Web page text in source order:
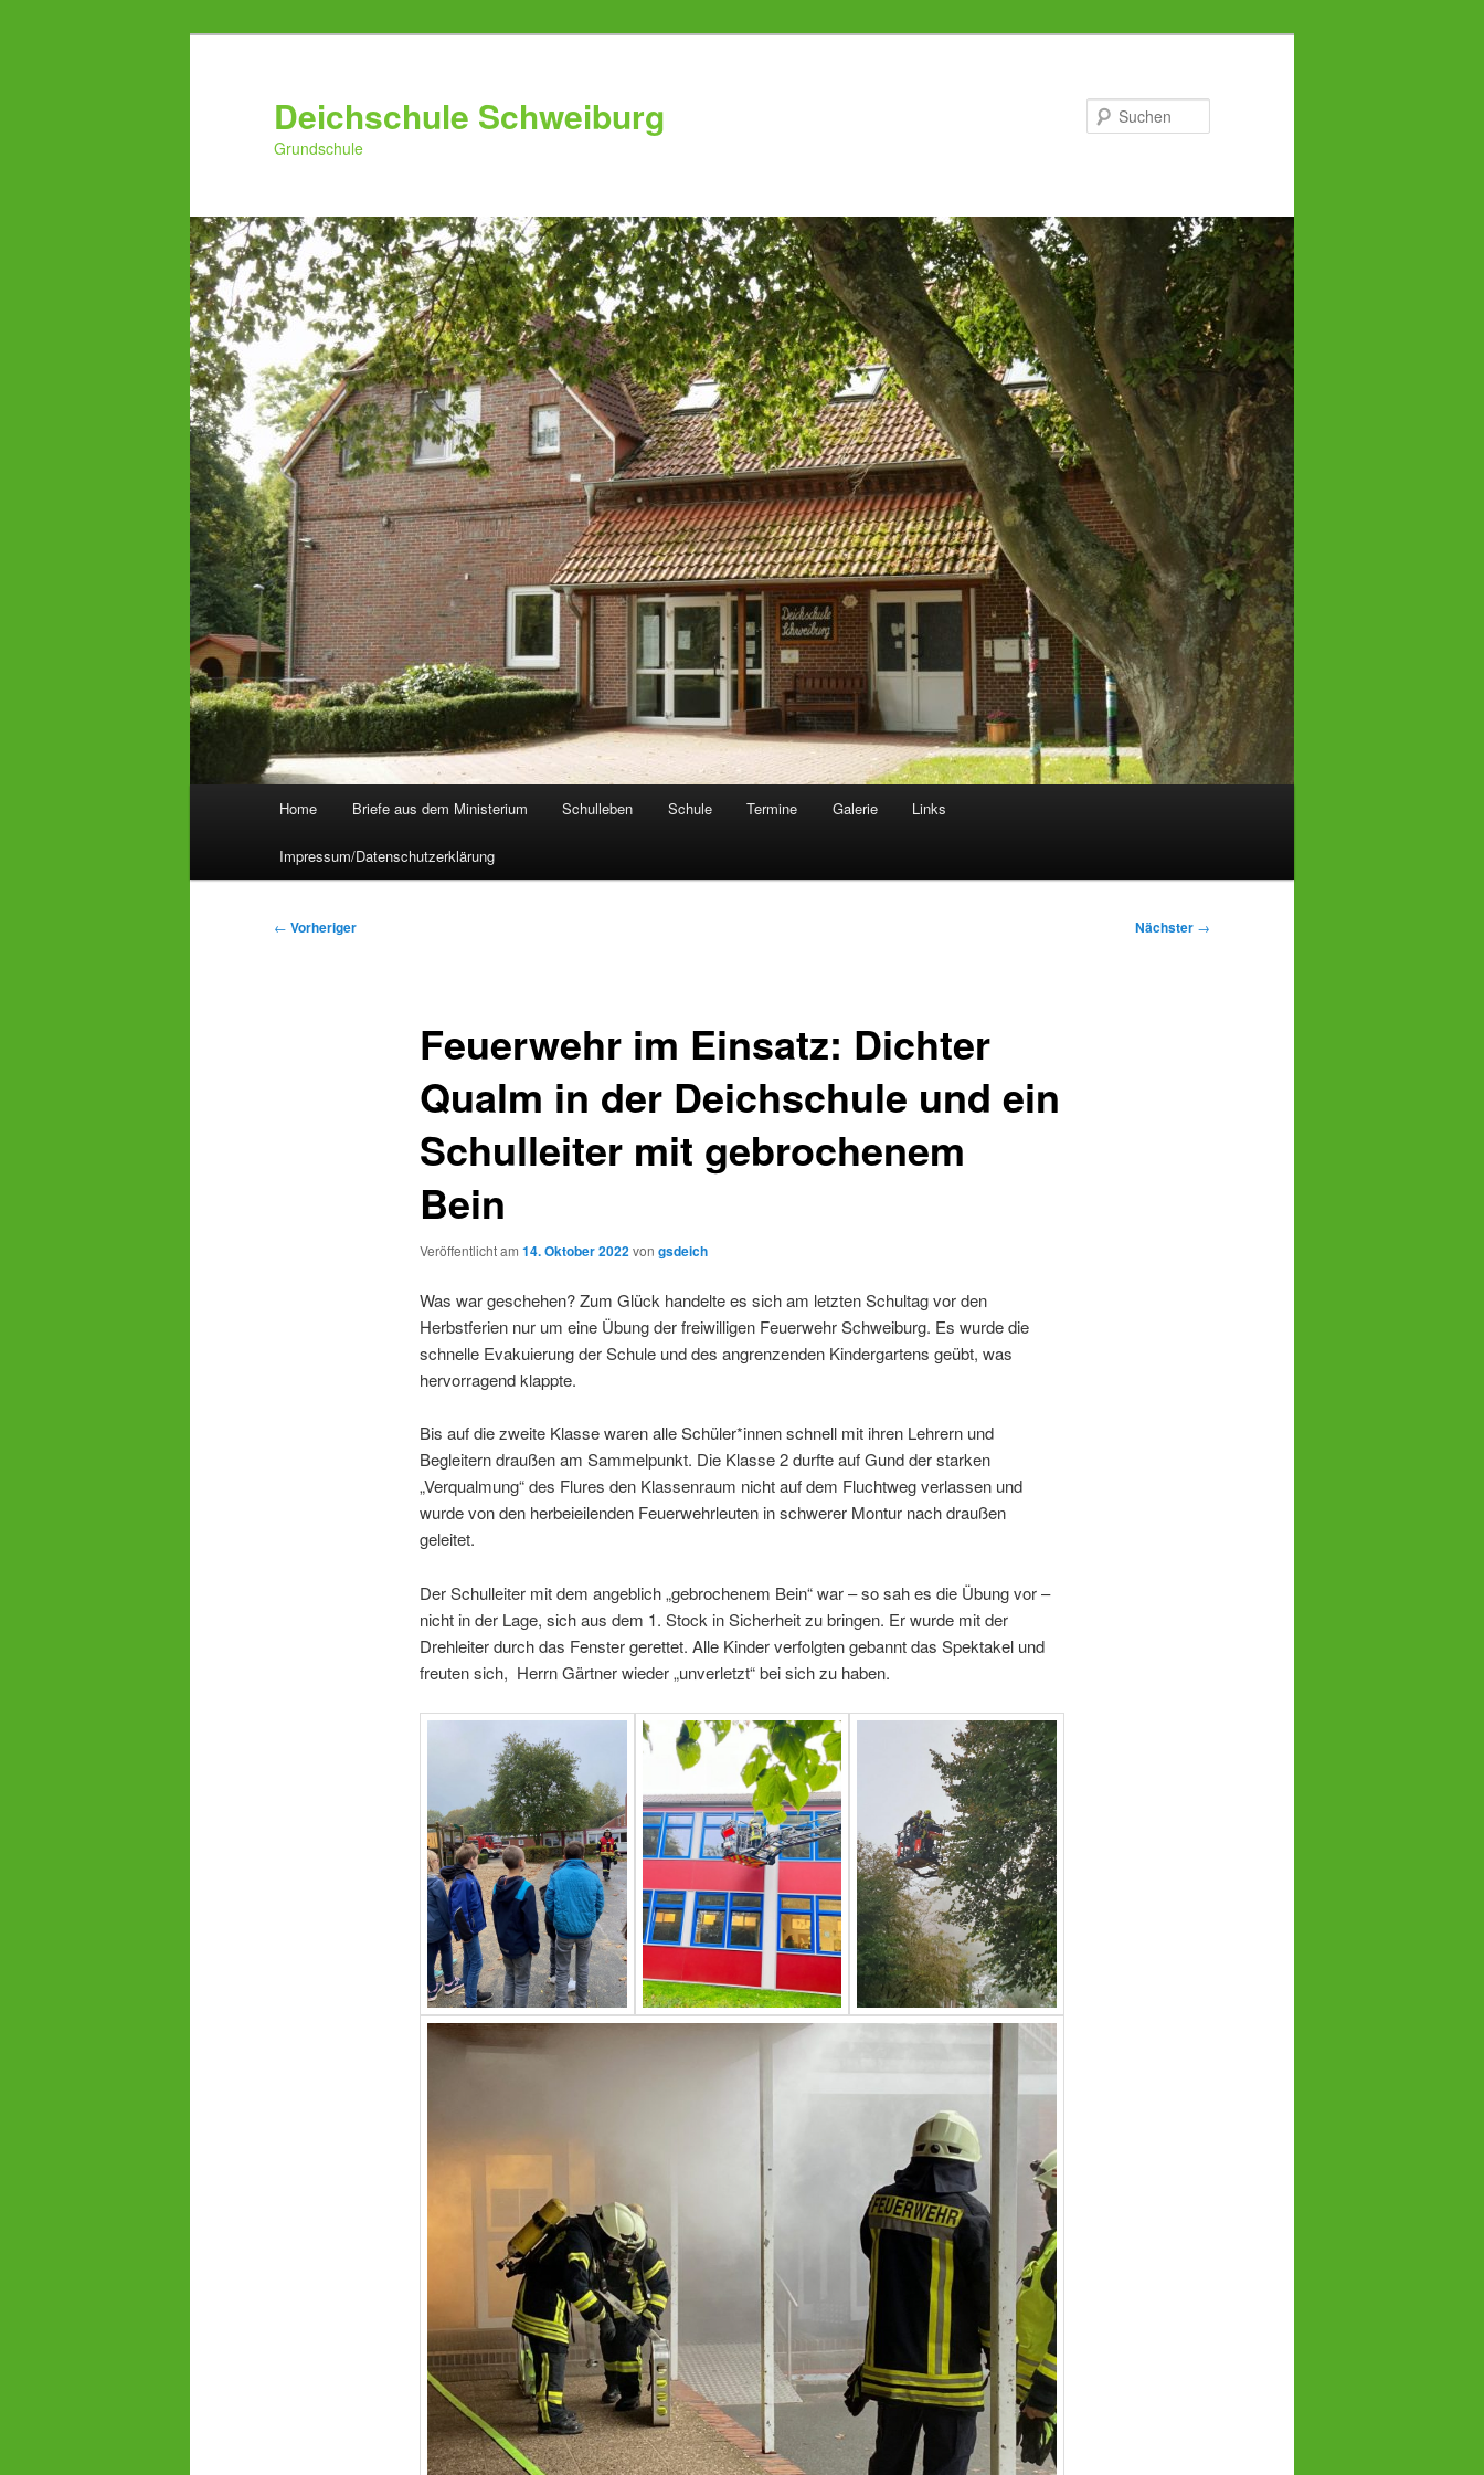
Deichschule Schweiburg
Grundschule
Home Briefe aus dem Ministerium Schulleben Schule Termine Galerie Links
Impressum/Datenschutzerklärung
Beitragsnavigation
← Vorheriger Nächster →
Feuerwehr im Einsatz: Dichter
Qualm in der Deichschule und ein
Schulleiter mit gebrochenem
Bein
Veröffentlicht am 14. Oktober 2022von gsdeich
Was war geschehen? Zum Glück handelte es sich am letzten Schultag vor den
Herbstferien nur um eine Übung der freiwilligen Feuerwehr Schweiburg. Es wurde die
schnelle Evakuierung der Schule und des angrenzenden Kindergartens geübt, was
hervorragend klappte.
Bis auf die zweite Klasse waren alle Schüler*innen schnell mit ihren Lehrern und
Begleitern draußen am Sammelpunkt. Die Klasse 2 durfte auf Gund der starken
„Verqualmung“ des Flures den Klassenraum nicht auf dem Fluchtweg verlassen und
wurde von den herbeieilenden Feuerwehrleuten in schwerer Montur nach draußen
geleitet.
Der Schulleiter mit dem angeblich „gebrochenem Bein“ war – so sah es die Übung vor –
nicht in der Lage, sich aus dem 1. Stock in Sicherheit zu bringen. Er wurde mit der
Drehleiter durch das Fenster gerettet. Alle Kinder verfolgten gebannt das Spektakel und
freuten sich, Herrn Gärtner wieder „unverletzt“ bei sich zu haben.